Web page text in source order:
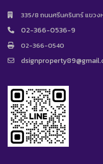
335/8 ถนนศรีนครินทร์ แขวง
02-366-0536-9
02-366-0540